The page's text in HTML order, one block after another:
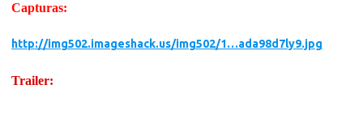
Capturas:
http://img502.imageshack.us/img502/1…ada98d7ly9.jpg
Trailer: